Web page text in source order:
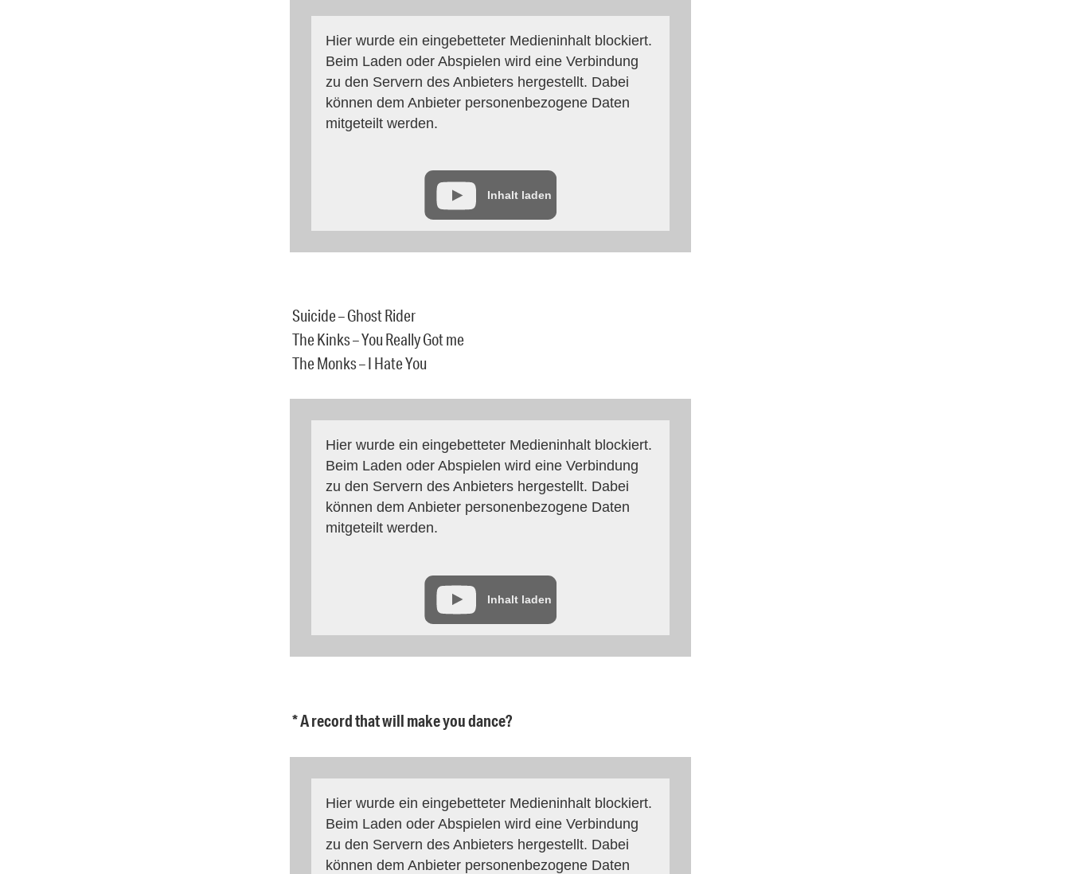
Hier wurde ein eingebetteter Medieninhalt blockiert.
Beim Laden oder Abspielen wird eine Verbindung
zu den Servern des Anbieters hergestellt. Dabei
können dem Anbieter personenbezogene Daten
mitgeteilt werden.
Inhalt laden
Suicide – Ghost Rider
The Kinks – You Really Got me
The Monks – I Hate You
Hier wurde ein eingebetteter Medieninhalt blockiert.
Beim Laden oder Abspielen wird eine Verbindung
zu den Servern des Anbieters hergestellt. Dabei
können dem Anbieter personenbezogene Daten
mitgeteilt werden.
Inhalt laden
* A record that will make you dance?
Hier wurde ein eingebetteter Medieninhalt blockiert.
Beim Laden oder Abspielen wird eine Verbindung
zu den Servern des Anbieters hergestellt. Dabei
können dem Anbieter personenbezogene Daten